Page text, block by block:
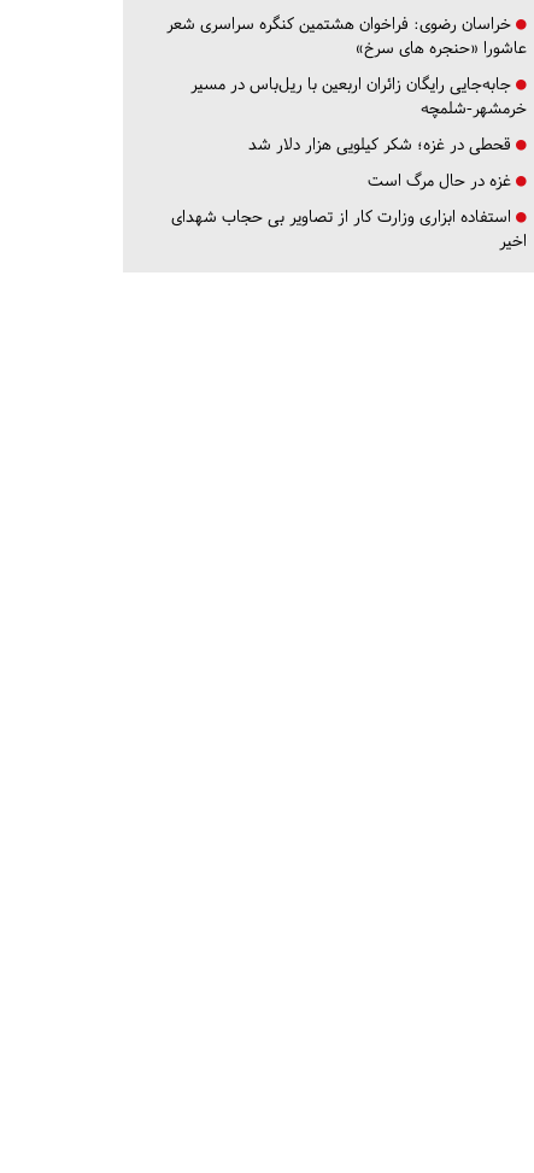
خراسان رضوی: فراخوان هشتمین کنگره سراسری شعر
عاشورا «حنجره های سرخ»
جابه‌جایی رایگان زائران اربعین با ریل‌باس در مسیر
خرمشهر-شلمچه
قحطی در غزه؛ شکر کیلویی هزار دلار شد
غزه در حال مرگ است
استفاده ابزاری وزارت کار از تصاویر بی حجاب شهدای
اخیر